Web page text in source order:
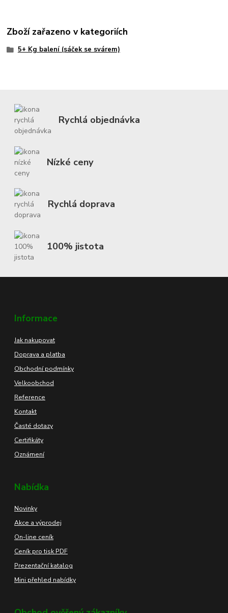
Zboží zařazeno v kategoriích
5+ Kg balení (sáček se svárem)
Rychlá objednávka
Nízké ceny
Rychlá doprava
100% jistota
Informace
Jak nakupovat
Doprava a platba
Obchodní podmínky
Velkoobchod
Reference
Kontakt
Časté dotazy
Certifikáty
Oznámení
Nabídka
Novinky
Akce a výprodej
On-line ceník
Ceník pro tisk PDF
Prezentační katalog
Mini přehled nabídky